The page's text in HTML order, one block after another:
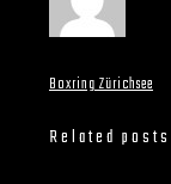
Boxring Zürichsee
Related posts